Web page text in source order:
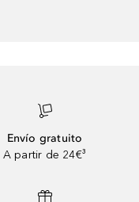
Envío gratuito
A partir de 24€³